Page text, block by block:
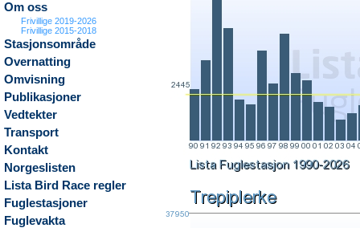
Om oss
Frivillige 2019-2026
Frivillige 2015-2018
Stasjonsområde
Overnatting
Omvisning
Publikasjoner
Vedtekter
Transport
Kontakt
Norgeslisten
Lista Bird Race regler
Fuglestasjoner
Fuglevakta